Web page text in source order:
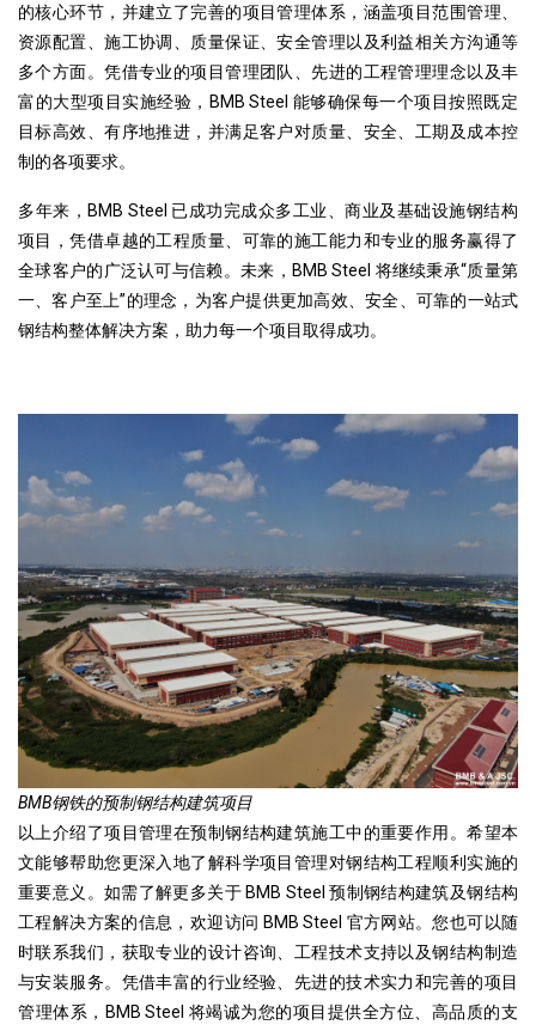
的核心环节，并建立了完善的项目管理体系，涵盖项目范围管理、
资源配置、施工协调、质量保证、安全管理以及利益相关方沟通等
多个方面。凭借专业的项 目管理团队、先进的工程管理理念以及丰
富的大型项目实施经验，BMB Steel 能够确保每一个项目按照既定
目标高效、有序地推进，并满足客户对质量、安全、工期及成本控
制的各项要求。
多年来，BMB Steel 已成功完成众多工业、商业及基础设施钢结构
项目，凭借卓越的工程质量、可靠的施工能力和专业的服务赢得了
全球客户的广泛认可与信赖。未来，BMB Steel 将继续秉承“质量第
一、客户至上”的理念，为客户提供更加高效、安全、可靠的一站式
钢结构整体解决方案，助力每一个项目取得成功。
BMB钢铁的预制钢结构建筑项目
以上介绍了项目管理在预制钢结构建筑施工中的重要作用。希望本
文能够帮助您更深入地了解科学项目管理对钢结构工程顺利实施的
重要意义。如需了解更多关于 BMB Steel 预制钢结构建筑及钢结构
工程解决方案的信息，欢迎访问 BMB Steel 官方网站。您也可以随
时联系我们 ，获取专业的设计咨询、工程技术支持以及钢结构制造
与安装服务。凭借丰富的行业经验、先进的技术实力和完善的项目
管理体系，BMB Steel 将竭诚为您的项目提供全方位、高品质的支